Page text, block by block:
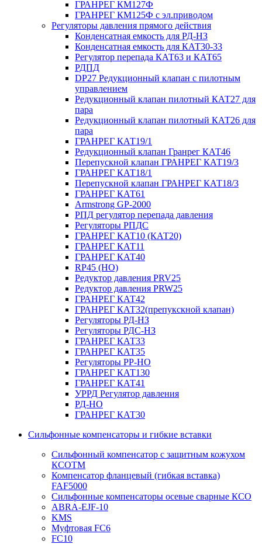
ГРАНРЕГ КМ127Ф
ГРАНРЕГ КМ125Ф с эл.приводом
Регуляторы давления прямого действия
Конденсатная емкость для РД-НЗ
Конденсатная емкость для КАТ30-33
Регулятор перепада КАТ63 и КАТ65
РДПД
DP27 Редукционный клапан с пилотным
управлением
Редукционный клапан пилотный КАТ27 для
пара
Редукционный клапан пилотный КАТ26 для
пара
ГРАНРЕГ КАТ19/1
Редукционный клапан Гранрег КАТ46
Перепускной клапан ГРАНРЕГ КАТ19/3
ГРАНРЕГ КАТ18/1
Перепускной клапан ГРАНРЕГ КАТ18/3
ГРАНРЕГ КАТ61
Armstrong GP-2000
РПД регулятор перепада давления
Регуляторы РПДС
ГРАНРЕГ КАТ10 (КАТ20)
ГРАНРЕГ КАТ11
ГРАНРЕГ КАТ40
RP45 (НО)
Редуктор давления PRV25
Редуктор давления PRW25
ГРАНРЕГ КАТ42
ГРАНРЕГ КАТ32(препукскной клапан)
Регуляторы РД-НЗ
Регуляторы РДС-НЗ
ГРАНРЕГ КАТ33
ГРАНРЕГ КАТ35
Регуляторы РР-НО
ГРАНРЕГ КАТ130
ГРАНРЕГ КАТ41
УРРД Регулятор давления
РД-НО
ГРАНРЕГ КАТ30
Сильфонные компенсаторы и гибкие вставки
Сильфонный компенсатор с защитным кожухом
КСОТM
Компенсатор фланцевый (гибкая вставка)
FAF5000
Сильфонные компенсаторы осевые сварные КСО
ABRA-EJF-10
KMS
Муфтовая FC6
FC10